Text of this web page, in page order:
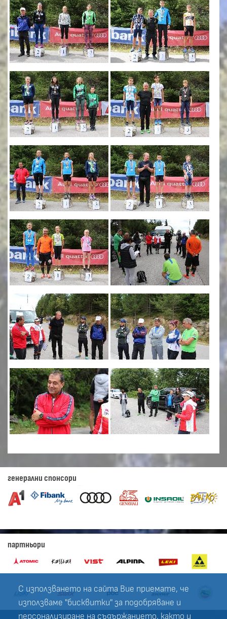
С използването на сайта Вие приемате, че
използваме "бисквитки" за подобряване и
персонализиране на съдържанието, както и
генерални спонсори
партньори